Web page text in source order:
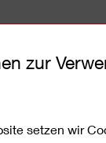
zur
setzen wir
-
Sie